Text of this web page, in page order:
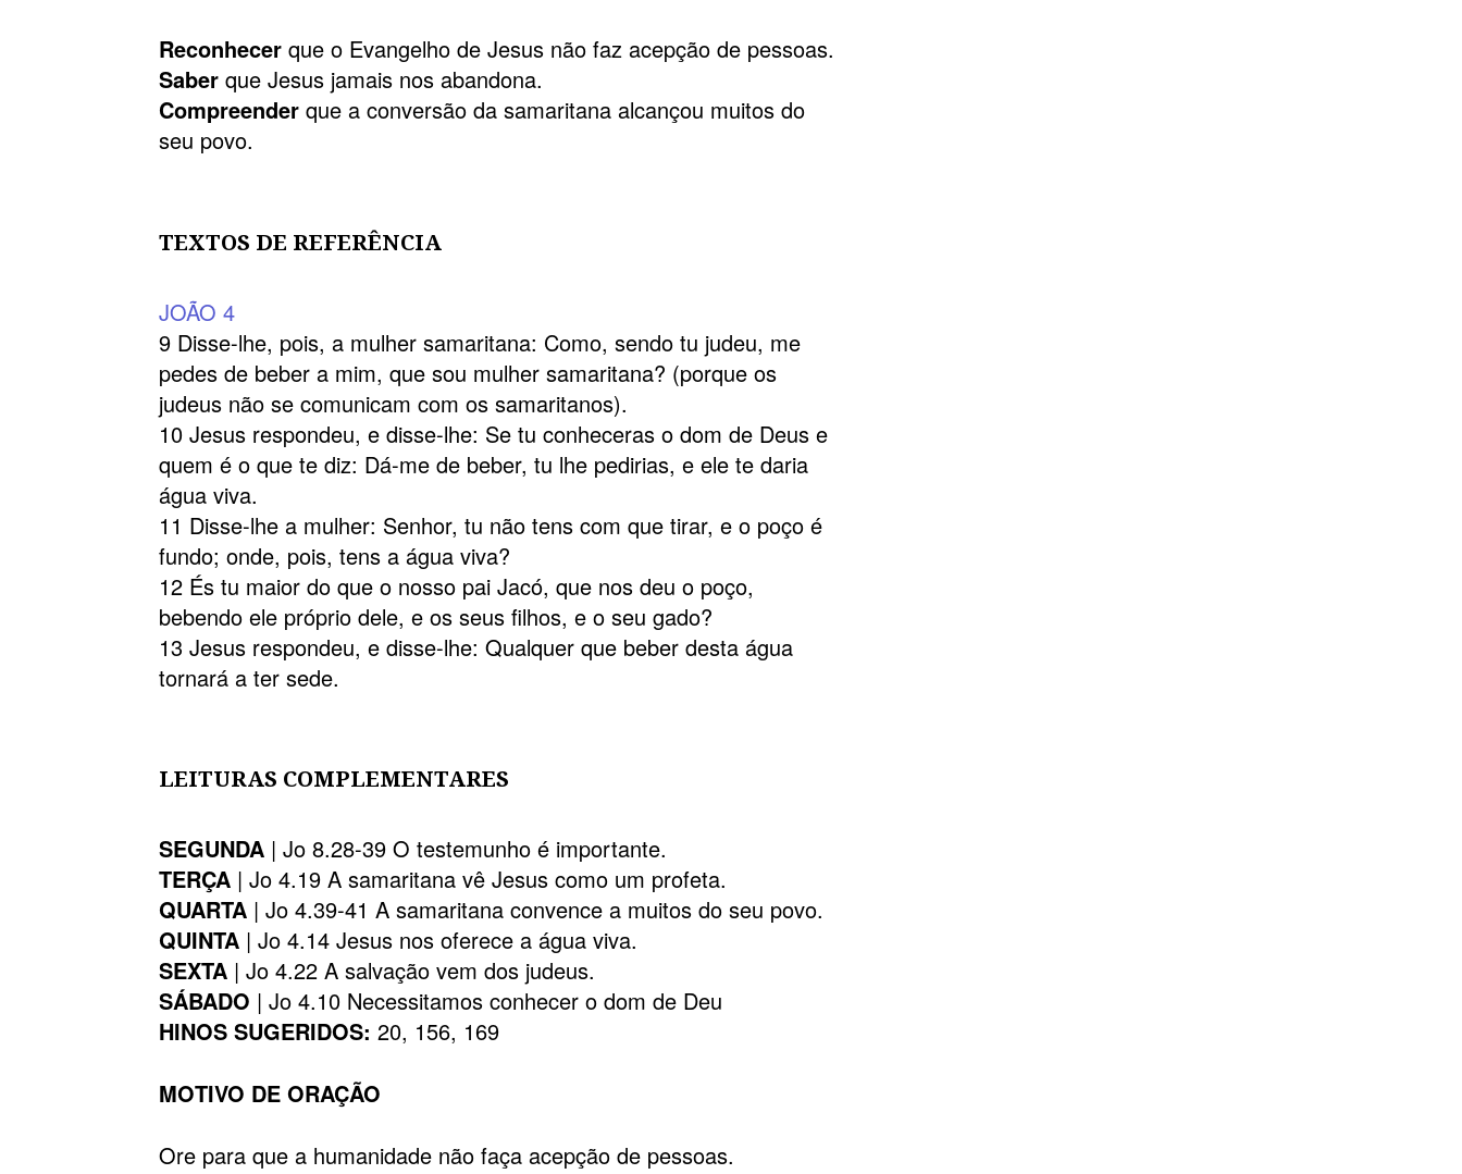
Reconhecerque o Evangelho de Jesus não faz acepção de pessoas.
Saberque Jesus jamais nos abandona.
Compreenderque a conversão da samaritana alcançou muitos do
seu povo.
TEXTOS DE REFERÊNCIA
JOÃO 4
9 Disse-lhe, pois, a mulher samaritana: Como, sendo tu judeu, me
pedes de beber a mim, que sou mulher samaritana? (porque os
judeus não se comunicam com os samaritanos).
10 Jesus respondeu, e disse-lhe: Se tu conheceras o dom de Deus e
quem é o que te diz: Dá-me de beber, tu lhe pedirias, e ele te daria
água viva.
11 Disse-lhe a mulher: Senhor, tu não tens com que tirar, e o poço é
fundo; onde, pois, tens a água viva?
12 És tu maior do que o nosso pai Jacó, que nos deu o poço,
bebendo ele próprio dele, e os seus filhos, e o seu gado?
13 Jesus respondeu, e disse-lhe: Qualquer que beber desta água
tornará a ter sede.
LEITURAS COMPLEMENTARES
SEGUNDA | Jo 8.28-39 O testemunho é importante.
TERÇA | Jo 4.19 A samaritana vê Jesus como um profeta.
QUARTA | Jo 4.39-41 A samaritana convence a muitos do seu povo.
QUINTA | Jo 4.14 Jesus nos oferece a água viva.
SEXTA | Jo 4.22 A salvação vem dos judeus.
SÁBADO | Jo 4.10 Necessitamos conhecer o dom de Deu
HINOS SUGERIDOS:20, 156, 169
MOTIVO DE ORAÇÃO
Ore para que a humanidade não faça acepção de pessoas.